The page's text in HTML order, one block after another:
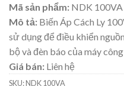
Mã sản phẩm: NDK 100VA
Mô tả: Biến Áp Cách Ly
sử dụng để điều khiển
bộ và đèn báo của máy
Giá bán: Liên hệ
SKU:NDK 100VA